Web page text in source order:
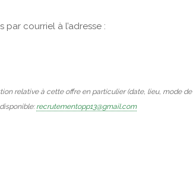
courriel à l’adresse :
relative à cette offre en particulier (date, lieu, mode de
recrutementopp13@gmail.com